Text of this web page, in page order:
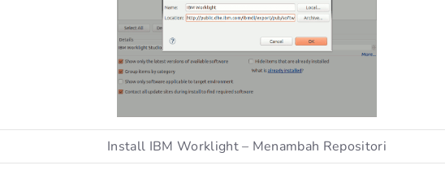
Install IBM Worklight – Menambah Repositori